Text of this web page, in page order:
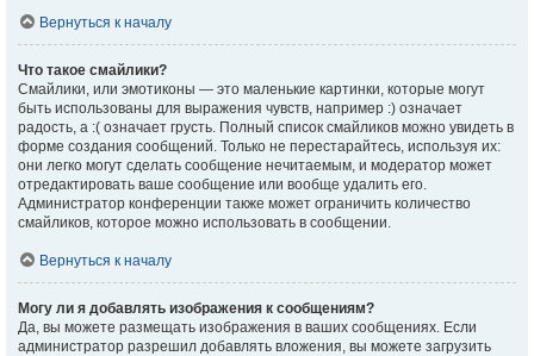
Вернуться к началу
Что такое смайлики?
Смайлики, или эмотиконы — это маленькие картинки, которые могут
быть использованы для выражения чувств, например :) означает
радость, а :( означает грусть. Полный список смайликов можно увидеть в
форме создания сообщений. Только не перестарайтесь, используя их:
они легко могут сделать сообщение нечитаемым, и модератор может
отредактировать ваше сообщение или вообще удалить его.
Администратор конференции также может ограничить количество
смайликов, которое можно использовать в сообщении.
Вернуться к началу
Могу ли я добавлять изображения к сообщениям?
Да, вы можете размещать изображения в ваших сообщениях. Если
администратор разрешил добавлять вложения, вы можете загрузить